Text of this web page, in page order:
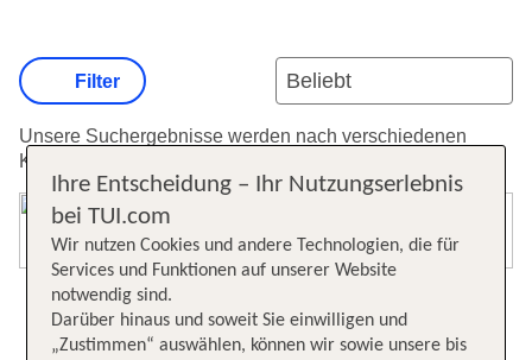
Unsere Suchergebnisse werden nach verschiedenen
Kriterien sortiert.
Filter
Ihre Entscheidung – Ihr Nutzungserlebnis
bei TUI.com
Wir nutzen Cookies und andere Technologien, die für
Services und Funktionen auf unserer Website
notwendig sind.
Darüber hinaus und soweit Sie einwilligen und
„Zustimmen“ auswählen, können wir sowie unsere bis